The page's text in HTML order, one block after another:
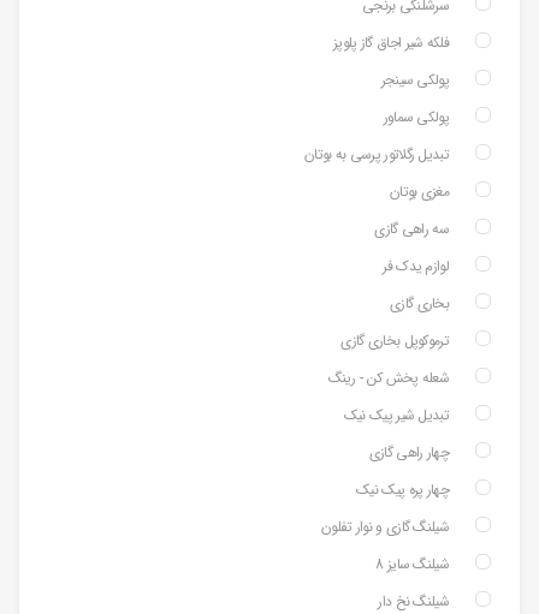
سرشلنگی برنجی
فلکه شیر اجاق گاز پلوپز
پولکی سینجر
پولکی سماور
تبدیل رگلاتور پرسی به بوتان
مغزی بوتان
سه راهی گازی
لوازم یدک فر
بخاری گازی
ترموکوپل بخاری گازی
شعله پخش کن - رینگ
تبدیل شیر پیک نیک
چهار راهی گازی
چهار پره پیک نیک
شیلنگ گازی و نوار تفلون
شیلنگ سایز 8
شیلنگ نخ دار